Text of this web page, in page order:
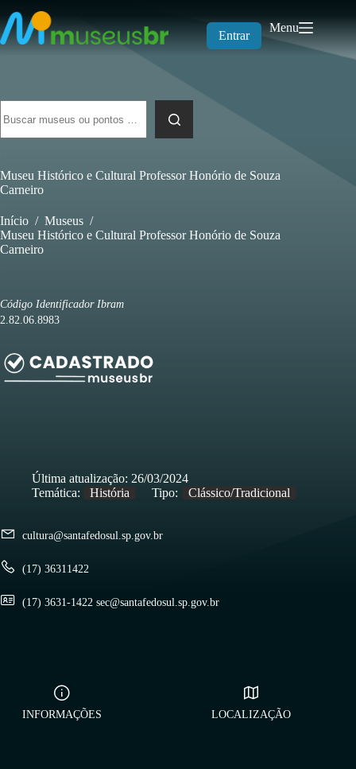
para
o
conteúdo
Entrar
Menu
resultados
Museu Histórico e Cultural Professor Honório de Souza
Carneiro
Início / Museus /
Museu Histórico e Cultural Professor Honório de Souza
Carneiro
Código Identificador Ibram
2.82.06.8983
cultura@santafedosul.sp.gov.br
(17) 36311422
(17) 3631-1422 sec@santafedosul.sp.gov.br
Última atualização: 26/03/2024
Temática:
História Tipo: Clássico/Tradicional
INFORMAÇÕES LOCALIZAÇÃO